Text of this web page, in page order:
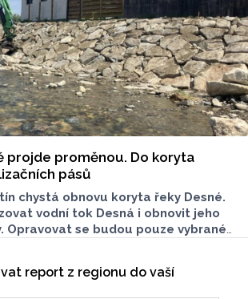
projde proměnou. Do koryta
pásů
chystá obnovu koryta řeky Desné.
vodní tok Desná i obnovit jeho
Opravovat se budou pouze vybrané
report z regionu do vaší